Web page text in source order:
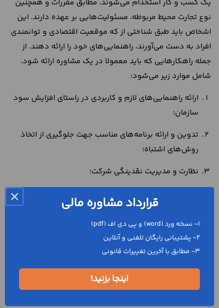
یک کسب و کار استخدام می‌شوند، مطابق مقررات و همچنین
نوع تجارت محیط مربوطه، مسئولیت‌هایی بر عهده دارند. این
اشخاص باید طبق شناختی از که موقعیت اقتصادی و توانمندی
افراد به دست می‌آورند، راهنمایی‌های خود را ارائه دهند. از
جمله راهکارهایی که باید معمولا در یک مشاوره ارائه شود،
شامل موارد زیر می‌شود:
ارائه راهنمایی‌های لازم و کاربردی در راستای افزایش سود
سازمان؛
تدوین و ارائه برنامه‌های مناسب جهت جلوگیری از اتخاذ
روش‌های اشتباه؛
نظارت و مدیریت نقدینگی شرکت؛
گذاشتن گزینه‌های غیر ضروری، تسهیلات بانکی و
طرح‌های توجیهی؛
تدوین یک استراتژی سودمند جهت مراحل بازاریابی خدمات
تجزیه و تحلیل مشکلات مالی و در صورت لزوم ارائه
× قرارداد مشاوره مالی
1- نسخه ورد (word) و پی دی اف (pdf)
2- پشتیبانی رایگان تلفنی و آنلاین
3- مطابق با آخرین تغییرات قانونی
اینجا بزنید!